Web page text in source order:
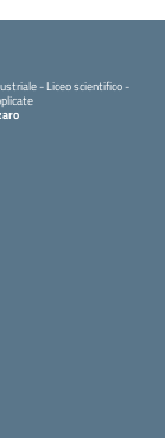
- Liceo scientifico -